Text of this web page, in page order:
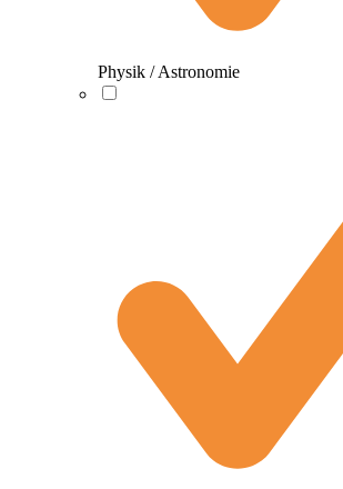
Physik / Astronomie